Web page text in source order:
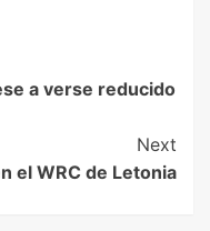
a verse reducido
Next
el WRC de Letonia